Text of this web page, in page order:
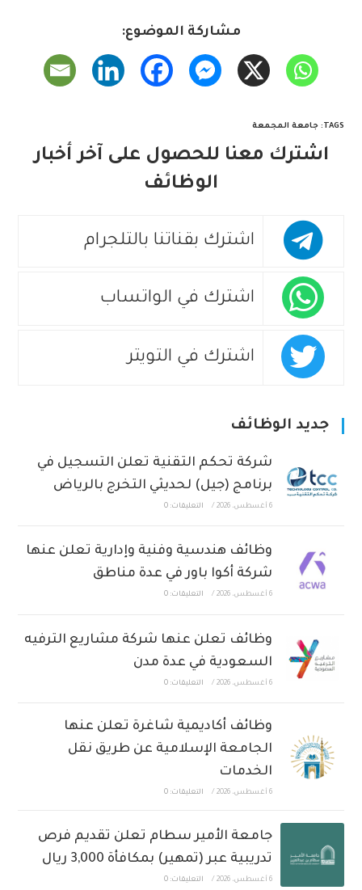
مشاركة الموضوع:
TAGS
:جامعة المجمعة
اشترك معنا للحصول على آخر أخبار
الوظائف
اشترك بقناتنا بالتلجرام
اشترك في الواتساب
اشترك في التويتر
جديد الوظائف
شركة تحكم التقنية تعلن التسجيل في
برنامج (جيل) لحديثي التخرج بالرياض
6 أغسطس، 2026 / التعليقات: 0
وظائف هندسية وفنية وإدارية تعلن عنها
شركة أكوا باور في عدة مناطق
6 أغسطس، 2026 / التعليقات: 0
وظائف تعلن عنها شركة مشاريع الترفيه
السعودية في عدة مدن
6 أغسطس، 2026 / التعليقات: 0
وظائف أكاديمية شاغرة تعلن عنها
الجامعة الإسلامية عن طريق نقل
الخدمات
6 أغسطس، 2026 / التعليقات: 0
جامعة الأمير سطام تعلن تقديم فرص
تدريبية عبر (تمهير) بمكافأة 3,000 ريال
6 أغسطس، 2026 / التعليقات: 0